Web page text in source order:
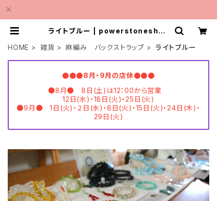
ライトブルー | powerstoneshop
HOME
雑貨 麻編み バックストラップ ライトブルー
●●●8月・9月の店休●●●
●8月● 8日(土)は12：00から営業
12日(水)・18日(火)・25日(火)
●9月● 1日(火)・２日(水)・8日(火)・15日(火)・24日(木)・
29日(火)